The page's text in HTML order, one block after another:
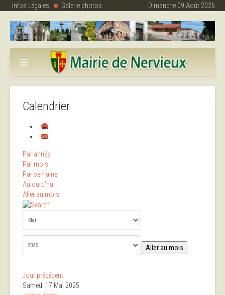
Infos Légales Galerie photos Dimanche 09 Août 2026
Calendrier
Par année
Par mois
Par semaine
Aujourd'hui
Aller au mois
Aller au mois
Jour précédent
Samedi 17 Mai 2025